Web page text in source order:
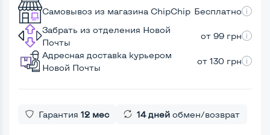
Самовывоз из магазина ChipChip Бесплатно
Забрать из отделения Новой
Почты
от 99 грн
Адресная доставка курьером
Новой Почты
от 130 грн
Гарантия 12 мес 14 дней обмен/возврат